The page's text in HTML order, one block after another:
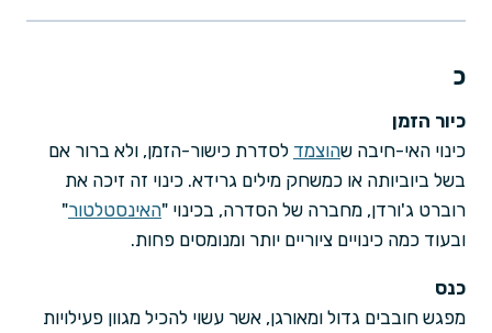
כ
כיור הזמן
כינוי האי-חיבה שהוצמד לסדרת כישור-הזמן, ולא ברור אם
בשל ביוביותה או כמשחק מילים גרידא. כינוי זה זיכה את
רוברט ג'ורדן, מחברה של הסדרה, בכינוי "האינסטלטור"
ובעוד כמה כינויים ציוריים יותר ומנומסים פחות.
כנס
מפגש חובבים גדול ומאורגן, אשר עשוי להכיל מגוון פעילויות